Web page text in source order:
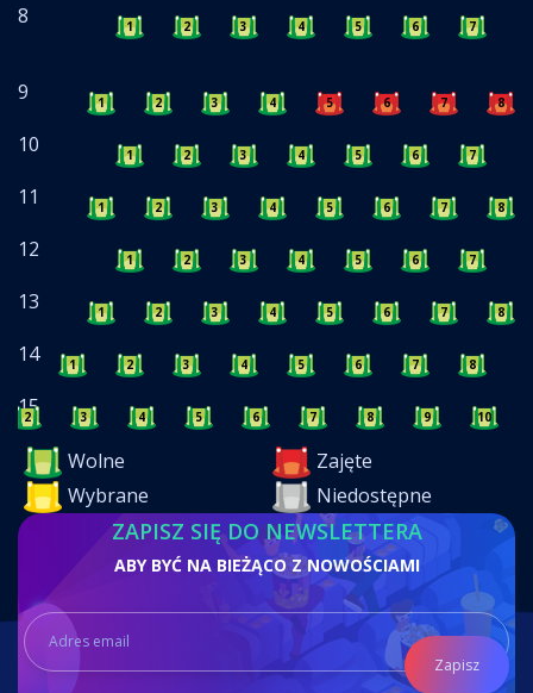
8 1 2 3 4 5 6 7
9 1 2 3 4 5 6 7 8
10 1 2 3 4 5 6 7
11 1 2 3 4 5 6 7 8
12 1 2 3 4 5 6 7
13 1 2 3 4 5 6 7 8
14 1 2 3 4 5 6 7 8
15
2 3 4 5 6 7 8 9 10
Wolne
Zajęte
Wybrane
Niedostępne
ZAPISZ SIĘ DO NEWSLETTERA
ABY BYĆ NA BIEŻĄCO Z NOWOŚCIAMI
Zapisz